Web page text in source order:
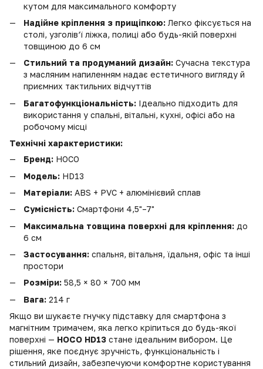
кутом для максимального комфорту
Надійне кріплення з прищіпкою: Легко фіксується на
столі, узголів’ї ліжка, полиці або будь-якій поверхні
товщиною до 6 см
Стильний та продуманий дизайн: Сучасна текстура
з масляним напиленням надає естетичного вигляду й
приємних тактильних відчуттів
Багатофункціональність: Ідеально підходить для
використання у спальні, вітальні, кухні, офісі або на
робочому місці
Технічні характеристики:
Бренд: HOCO
Модель: HD13
Матеріали: ABS + PVC + алюмінієвий сплав
Сумісність: Смартфони 4,5"–7"
Максимальна товщина поверхні для кріплення: до
6 см
Застосування: спальня, вітальня, їдальня, офіс та інші
простори
Розміри: 58,5 × 80 × 700 мм
Вага: 214 г
Якщо ви шукаєте гнучку підставку для смартфона з
магнітним тримачем, яка легко кріпиться до будь-якої
поверхні — HOCO HD13 стане ідеальним вибором. Це
рішення, яке поєднує зручність, функціональність і
стильний дизайн, забезпечуючи комфортне користування